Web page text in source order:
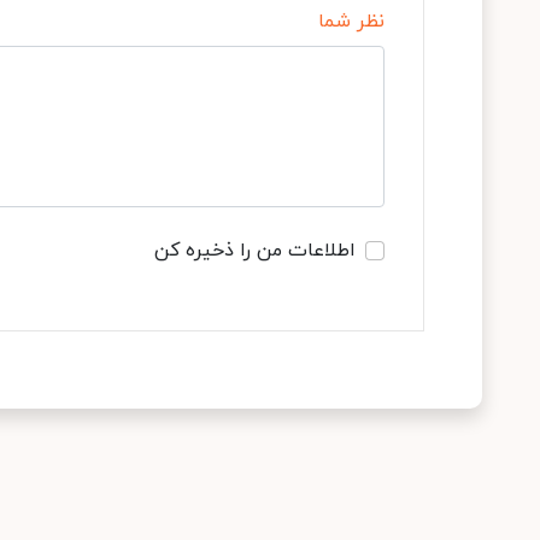
نظر شما
اطلاعات من را ذخیره کن